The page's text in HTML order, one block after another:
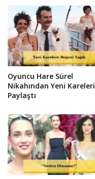
Oyuncu Hare Sürel
Nikahından Yeni Kareleri
Paylaştı